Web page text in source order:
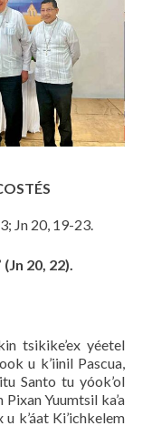
Jn 20, 19-23.
20, 22).
tsikike’ex yéetel
u k’iinil Pascua,
Santo tu yóok’ol
Pixan Yuumtsil ka’a
u k’áat Ki’ichkelem